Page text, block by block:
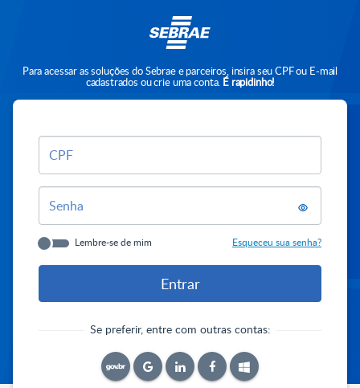
Para acessar as soluções do Sebrae e parceiros, insira seu CPF ou E-mail
cadastrados ou crie uma conta. É rapidinho!
CPF
Senha
Lembre-se de mim Esqueceu sua senha?
Se preferir, entre com outras contas: